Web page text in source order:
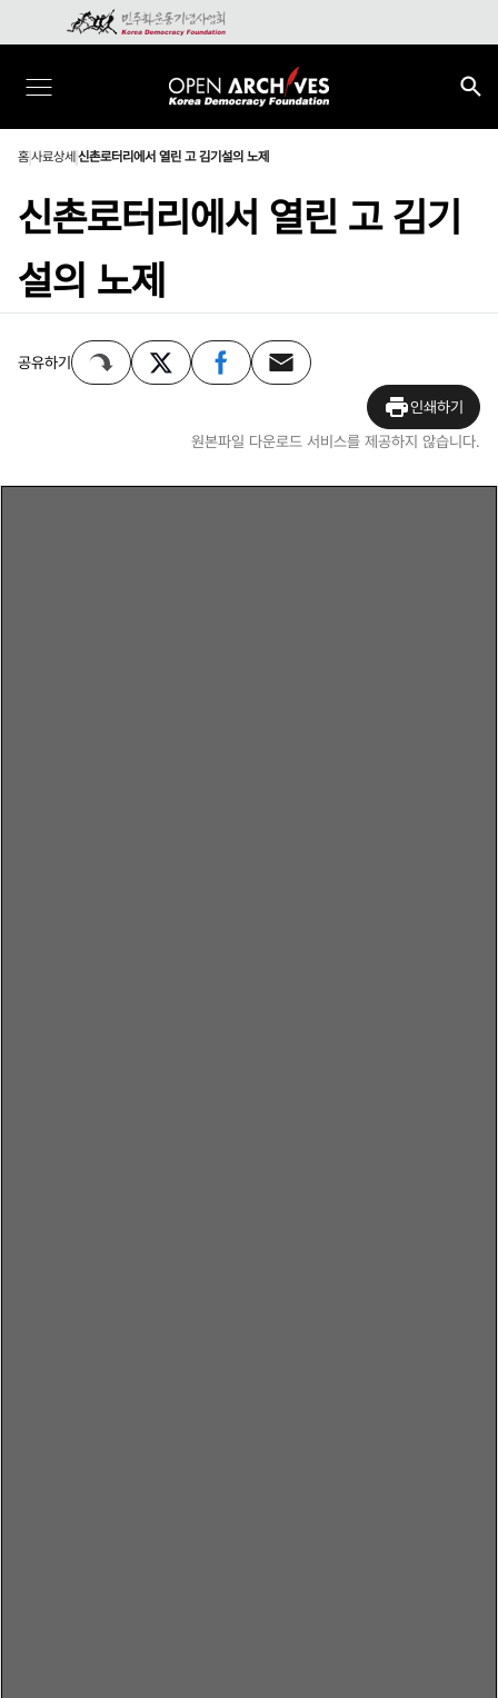
홈사료상세 신촌로터리에서 열린 고 김기설의 노제
신촌로터리에서 열린 고 김기
설의 노제
공유하기
인쇄하기
원본파일 다운로드 서비스를 제공하지 않습니다.